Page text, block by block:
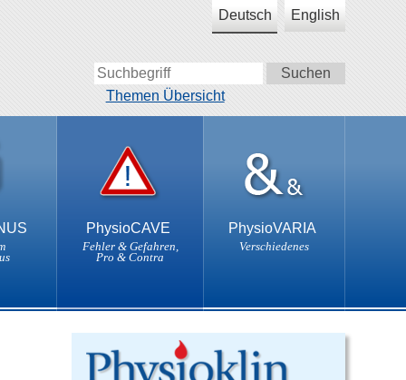
Deutsch English
Themen Übersicht
PhysioCAVE
Fehler & Gefahren,
Pro & Contra
PhysioVARIA
Verschiedenes